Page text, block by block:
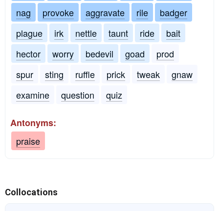
nag
provoke aggravate rile
badger
plague
irk nettle taunt ride
bait
hector
worry bedevil goad
prod
spur
sting ruffle prick tweak
gnaw
examine
question quiz
Antonyms:
praise
Collocations